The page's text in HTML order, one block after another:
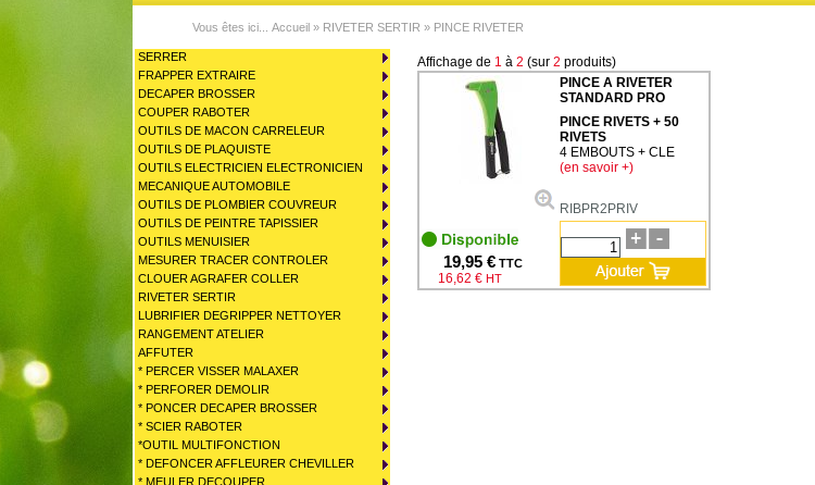
Vous êtes ici... Accueil » RIVETER SERTIR » PINCE RIVETER
Affichage de 1 à 2 (sur 2 produits)
19,95 € TTC
16,62 € HT
PINCE A RIVETER
STANDARD PRO
PINCE RIVETS + 50
RIVETS
4 EMBOUTS + CLE
(en savoir +)
RIBPR2PRIV
SERRER
FRAPPER EXTRAIRE
DECAPER BROSSER
COUPER RABOTER
OUTILS DE MACON CARRELEUR
OUTILS DE PLAQUISTE
OUTILS ELECTRICIEN ELECTRONICIEN
MECANIQUE AUTOMOBILE
OUTILS DE PLOMBIER COUVREUR
OUTILS DE PEINTRE TAPISSIER
OUTILS MENUISIER
MESURER TRACER CONTROLER
CLOUER AGRAFER COLLER
RIVETER SERTIR
LUBRIFIER DEGRIPPER NETTOYER
RANGEMENT ATELIER
AFFUTER
* PERCER VISSER MALAXER
* PERFORER DEMOLIR
* PONCER DECAPER BROSSER
* SCIER RABOTER
*OUTIL MULTIFONCTION
* DEFONCER AFFLEURER CHEVILLER
* MEULER DECOUPER